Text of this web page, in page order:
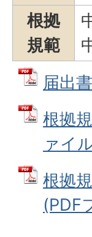
根拠
規範
届出
根拠
ァイ
根拠
(PDF